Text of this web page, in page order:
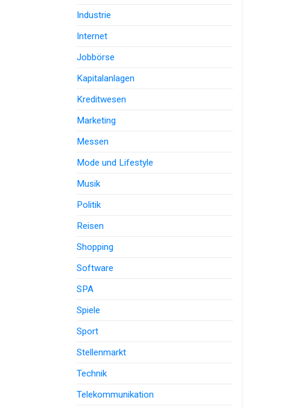
Industrie
Internet
Jobbörse
Kapitalanlagen
Kreditwesen
Marketing
Messen
Mode und Lifestyle
Musik
Politik
Reisen
Shopping
Software
SPA
Spiele
Sport
Stellenmarkt
Technik
Telekommunikation